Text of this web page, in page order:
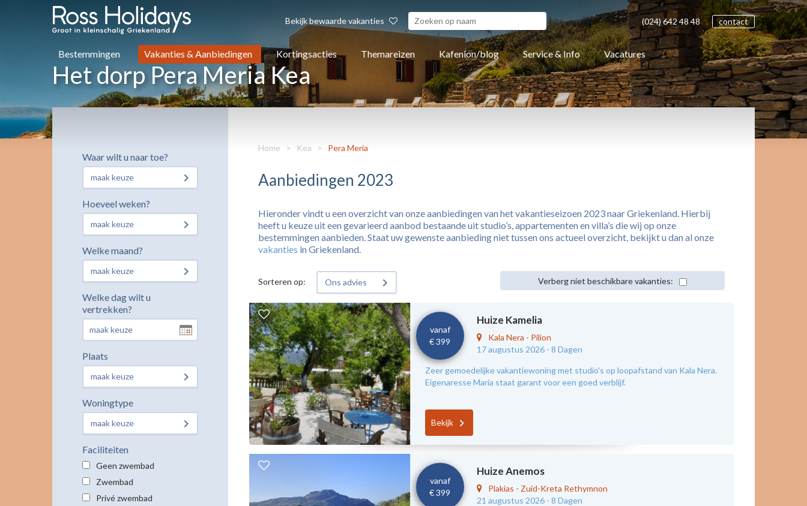
Bekijk bewaarde vakanties (024)642 4848 contact
Bestemmingen Vakanties & Aanbiedingen Kortingsacties Themareizen Kafenion/blog Service & Info Vacatures
Het dorp Pera Meria Kea
Waar wilt u naar toe?
maak keuze
Hoeveel weken?
maak keuze
Welke maand?
maak keuze
Welke dag wilt u
vertrekken?
Plaats
maak keuze
Woningtype
maak keuze
Faciliteiten
Geen zwembad
Zwembad
Privé zwembad
Home > Kea > Pera Meria
Aanbiedingen 2023
Hieronder vindt u een overzicht van onze aanbiedingen van het vakantieseizoen 2023 naar Griekenland. Hierbij
heeft u keuze uit een gevarieerd aanbod bestaande uit studio’s, appartementen en villa’s die wij op onze
bestemmingen aanbieden. Staat uw gewenste aanbieding niet tussen ons actueel overzicht, bekijkt u dan al onze
vakanties in Griekenland.
Sorteren op: Ons advies Verberg niet beschikbare vakanties:
vanaf
€ 399
Huize Kamelia
Kala Nera - Pilion
17 augustus 2026 -8 Dagen
Zeer gemoedelijke vakantiewoning met studio's op loopafstand van Kala Nera.
Eigenaresse Maria staat garant voor een goed verblijf.
Bekijk
vanaf
€ 399
Huize Anemos
Plakias - Zuid-Kreta Rethymnon
21 augustus 2026 -8 Dagen